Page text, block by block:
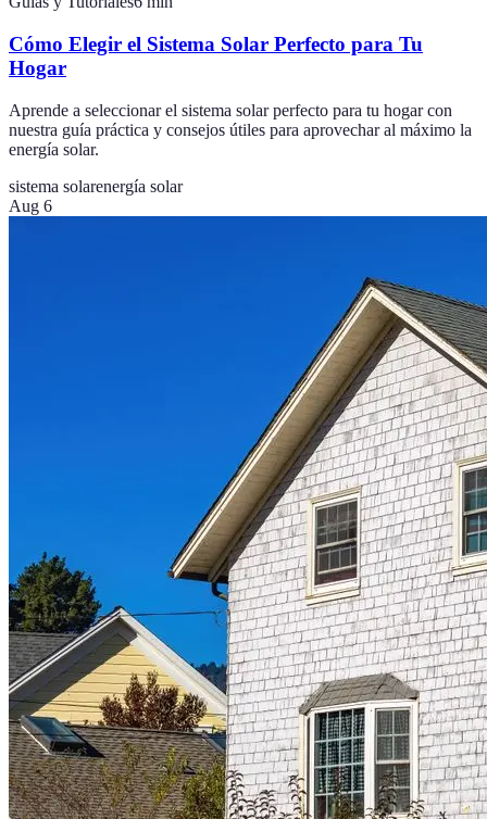
Cómo Elegir el Sistema Solar Perfecto para Tu
Hogar
Aprende a seleccionar el sistema solar perfecto para tu hogar con
nuestra guía práctica y consejos útiles para aprovechar al máximo la
energía solar.
sistema solarenergía solar
Aug 6